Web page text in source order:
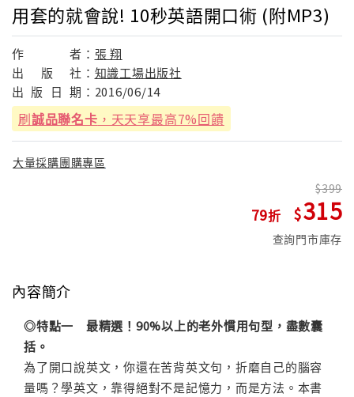
用套的就會說! 10秒英語開口術 (附MP3)
作 者： 張 翔
出
版 社： 知識工場出版社
出 版 日 期： 2016/06/14
刷誠品聯名卡 ，天天享最高7%回饋
大量採購團購專區
79
399
315
查詢門市庫存
內容簡介
◎特點一 最精選！90%以上的老外慣用句型，盡數囊
括。
為了開口說英文，你還在苦背英文句，折磨自己的腦容
量嗎？學英文，靠得絕對不是記憶力，而是方法。本書